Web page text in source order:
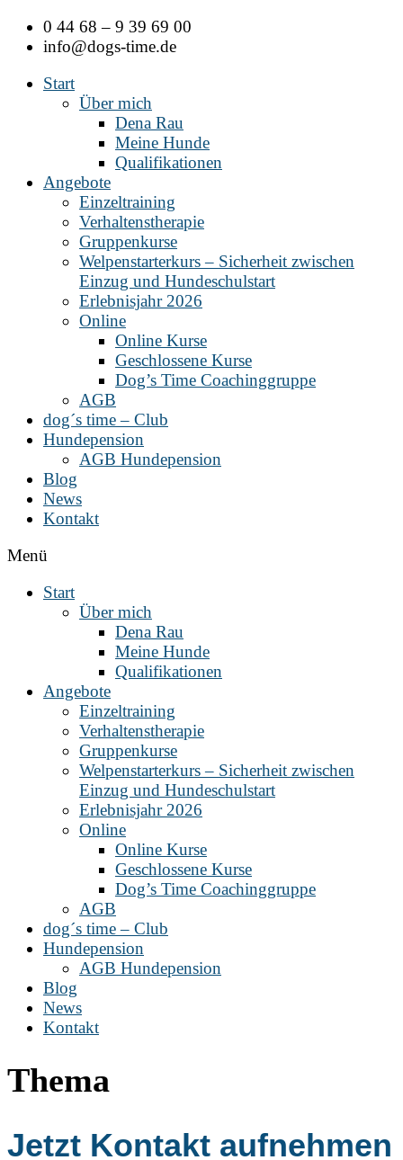
Zum
Inhalt
0 44 68 – 9 39 69 00
info@dogs-time.de
Start
Über mich
Dena Rau
Meine Hunde
Qualifikationen
Angebote
Einzeltraining
Verhaltenstherapie
Gruppenkurse
Welpenstarterkurs – Sicherheit zwischen
Einzug und Hundeschulstart
Erlebnisjahr 2026
Online
Online Kurse
Geschlossene Kurse
Dog’s Time Coachinggruppe
AGB
dog´s time – Club
Hundepension
AGB Hundepension
Blog
News
Kontakt
Menü
Start
Über mich
Dena Rau
Meine Hunde
Qualifikationen
Angebote
Einzeltraining
Verhaltenstherapie
Gruppenkurse
Welpenstarterkurs – Sicherheit zwischen
Einzug und Hundeschulstart
Erlebnisjahr 2026
Online
Online Kurse
Geschlossene Kurse
Dog’s Time Coachinggruppe
AGB
dog´s time – Club
Hundepension
AGB Hundepension
Blog
News
Kontakt
Thema
Jetzt Kontakt aufnehmen